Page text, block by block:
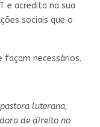
e acredita na sua
sociais que o
façam necessários.
luterana,
de direito no